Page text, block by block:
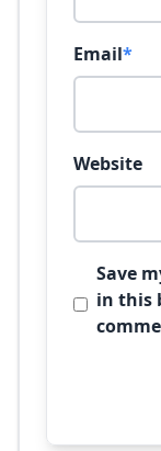
Email*
Website
Save
in this